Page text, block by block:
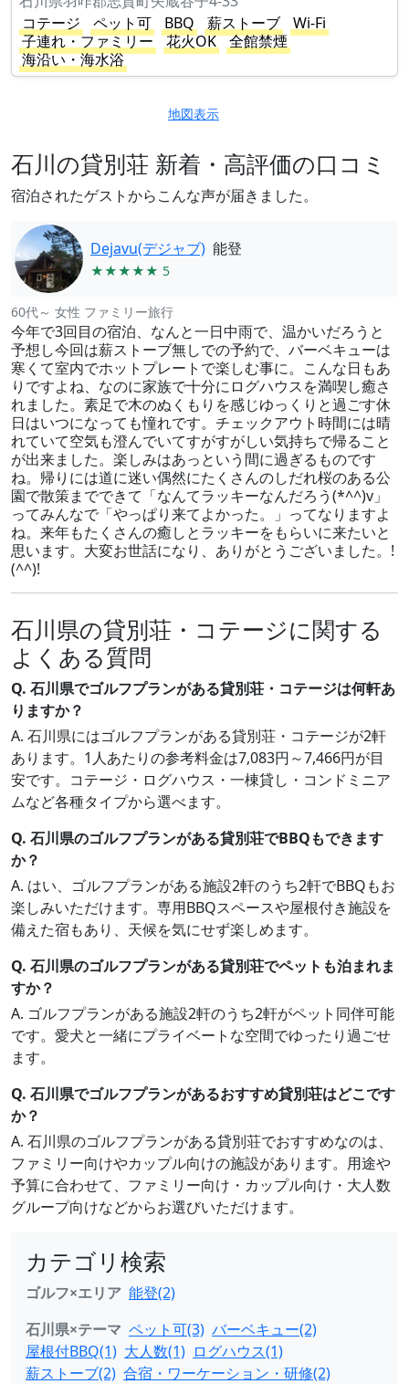
コテージ
ペット可 BBQ 薪ストーブ
Wi-Fi
子連れ・ファミリー
花火OK
全館禁煙
海沿い・海水浴
地図表示
石川の貸別荘 新着・高評価の口コミ
宿泊されたゲストからこんな声が届きました。
Dejavu(デジャブ) 能登
★★★★★ 5
60代～ 女性 ファミリー旅行
今年で3回目の宿泊、なんと一日中雨で、温かいだろうと
予想し今回は薪ストーブ無しでの予約で、バーベキューは
寒くて室内でホットプレートで楽しむ事に。こんな日もあ
りですよね、なのに家族で十分にログハウスを満喫し癒さ
れました。素足で木のぬくもりを感じゆっくりと過ごす休
日はいつになっても憧れです。チェックアウト時間には晴
れていて空気も澄んでいてすがすがしい気持ちで帰ること
が出来ました。楽しみはあっという間に過ぎるものです
ね。帰りには道に迷い偶然にたくさんのしだれ桜のある公
園で散策までできて「なんてラッキーなんだろう(*^^)v」
ってみんなで「やっぱり来てよかった。」ってなりますよ
ね。来年もたくさんの癒しとラッキーをもらいに来たいと
思います。大変お世話になり、ありがとうございました。!
(^^)!
石川県の貸別荘・コテージに関する
よくある質問
Q. 石川県でゴルフプランがある貸別荘・コテージは何軒あ
りますか？
A. 石川県にはゴルフプランがある貸別荘・コテージが2軒
あります。1人あたりの参考料金は7,083円～7,466円が目
安です。コテージ・ログハウス・一棟貸し・コンドミニア
ムなど各種タイプから選べます。
Q. 石川県のゴルフプランがある貸別荘でBBQもできます
か？
A. はい、ゴルフプランがある施設2軒のうち2軒でBBQもお
楽しみいただけます。専用BBQスペースや屋根付き施設を
備えた宿もあり、天候を気にせず楽しめます。
Q. 石川県のゴルフプランがある貸別荘でペットも泊まれま
すか？
A. ゴルフプランがある施設2軒のうち2軒がペット同伴可能
です。愛犬と一緒にプライベートな空間でゆったり過ごせ
ます。
Q. 石川県でゴルフプランがあるおすすめ貸別荘はどこです
か？
A. 石川県のゴルフプランがある貸別荘でおすすめなのは、
ファミリー向けやカップル向けの施設があります。用途や
予算に合わせて、ファミリー向け・カップル向け・大人数
グループ向けなどからお選びいただけます。
カテゴリ検索
ゴルフ×エリア 能登(2)
石川県×テーマ ペット可(3) バーベキュー(2)
屋根付BBQ(1) 大人数(1) ログハウス(1)
薪ストーブ(2) 合宿・ワーケーション・研修(2)